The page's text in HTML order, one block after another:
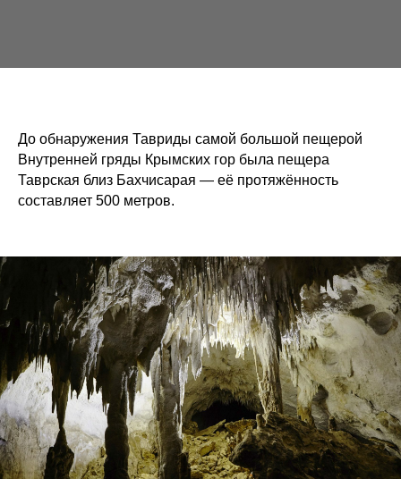
До обнаружения Тавриды самой большой пещерой
Внутренней гряды Крымских гор была пещера
Таврская близ Бахчисарая — её протяжённость
составляет 500 метров.